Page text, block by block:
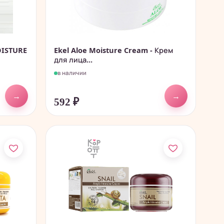
→
Ekel Aloe Moisture Cream - Крем
для лица...
в наличии
592 ₽
→